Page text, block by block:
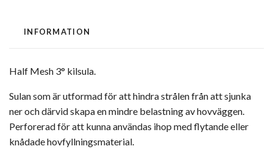
INFORMATION
Half Mesh 3° kilsula.
Sulan som är utformad för att hindra strålen från att sjunka
ner och därvid skapa en mindre belastning av hovväggen.
Perforerad för att kunna användas ihop med flytande eller
knådade hovfyllningsmaterial.